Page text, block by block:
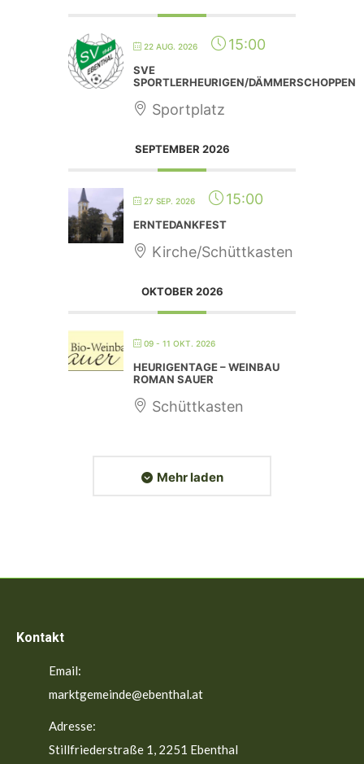
22 AUG. 2026 15:00
SVE
SPORTLERHEURIGEN/DÄMMERSCHOPPEN
Sportplatz
SEPTEMBER 2026
27 SEP. 2026 15:00
ERNTEDANKFEST
Kirche/Schüttkasten
OKTOBER 2026
09 - 11 OKT. 2026
HEURIGENTAGE – WEINBAU
ROMAN SAUER
Schüttkasten
Mehr laden
Kontakt
Email:
marktgemeinde@ebenthal.at
Adresse:
Stillfriederstraße 1, 2251 Ebenthal